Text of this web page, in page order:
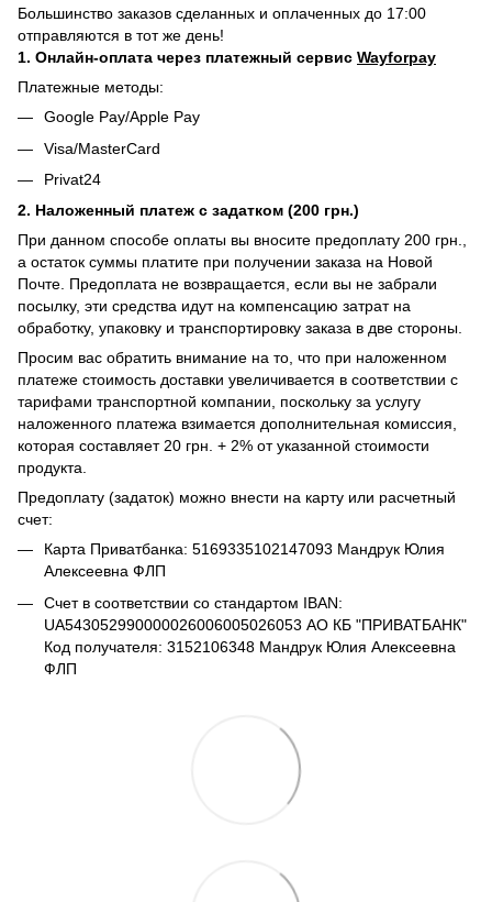
Большинство заказов сделанных и оплаченных до 17:00
отправляются в тот же день!
1. Онлайн-оплата через платежный сервис Wayforpay
Платежные методы:
Google Pay/Apple Pay
Visa/MasterCard
Privat24
2. Наложенный платеж с задатком (200 грн.)
При данном способе оплаты вы вносите предоплату 200 грн.,
а остаток суммы платите при получении заказа на Новой
Почте. Предоплата не возвращается, если вы не забрали
посылку, эти средства идут на компенсацию затрат на
обработку, упаковку и транспортировку заказа в две стороны.
Просим вас обратить внимание на то, что при наложенном
платеже стоимость доставки увеличивается в соответствии с
тарифами транспортной компании, поскольку за услугу
наложенного платежа взимается дополнительная комиссия,
которая составляет 20 грн. + 2% от указанной стоимости
продукта.
Предоплату (задаток) можно внести на карту или расчетный
счет:
Карта Приватбанка: 5169335102147093 Мандрук Юлия
Алексеевна ФЛП
Счет в соответствии со стандартом IBAN:
UA543052990000026006005026053 АО КБ "ПРИВАТБАНК"
Код получателя: 3152106348 Мандрук Юлия Алексеевна
ФЛП